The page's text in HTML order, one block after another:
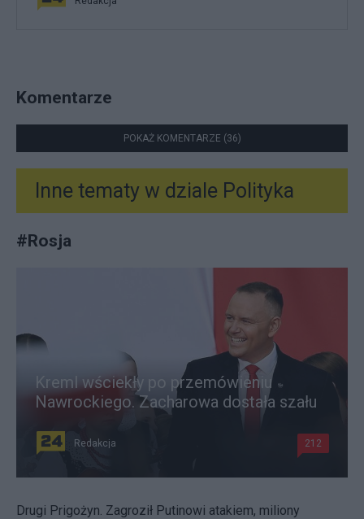
Komentarze
POKAŻ KOMENTARZE (36)
Inne tematy w dziale Polityka
#Rosja
Kreml wściekły po przemówieniu
Nawrockiego. Zacharowa dostała szału
Redakcja 212
Drugi Prigożyn. Zagroził Putinowi atakiem, miliony